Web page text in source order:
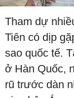
Tham dự
Tiên có dịp
sao quốc tế.
ở Hàn Quốc,
rũ trước dàn